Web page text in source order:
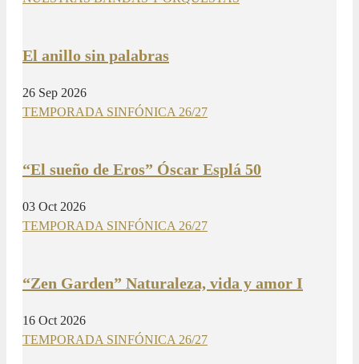
El anillo sin palabras
26 Sep 2026
TEMPORADA SINFÓNICA 26/27
“El sueño de Eros” Óscar Esplá 50
03 Oct 2026
TEMPORADA SINFÓNICA 26/27
“Zen Garden” Naturaleza, vida y amor I
16 Oct 2026
TEMPORADA SINFÓNICA 26/27